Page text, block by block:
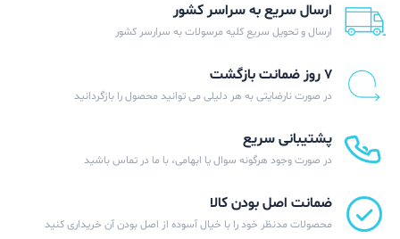
ارسال سریع به سراسر کشور
ارسال و تحویل سریع کلیه مرسولات به سرارسر کشور
۷ روز ضمانت بازگشت
در صورت نارضایتی به هر دلیلی می توانید محصول را بازگردانید
پشتیبانی سریع
در صورت وجود هرگونه سوال یا ابهامی، با ما در تماس باشید
ضمانت اصل بودن کالا
محصولات مدنظر خود را با خیال آسوده از اصل بودن آن خریداری کنید